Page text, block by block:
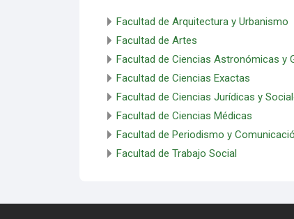
Facultad de Arquitectura y Urbanismo
Facultad de Artes
Facultad de Ciencias Astronómicas y
Facultad de Ciencias Exactas
Facultad de Ciencias Jurídicas y
Facultad de Ciencias Médicas
Facultad de Periodismo y
Facultad de Trabajo Social